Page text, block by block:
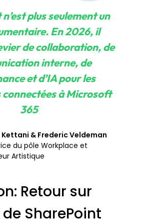
plus seulement un
En 2026, il
de collaboration, de
interne, de
et d’IA pour les
à Microsoft
365
Kettani & Frederic Veldeman
du pôle Workplace et
Artistique
Retour sur
SharePoint